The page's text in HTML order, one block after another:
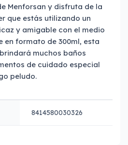
Menforsan y disfruta de la
que estás utilizando un
y amigable con el medio
en formato de 300ml, esta
muchos baños
de cuidado especial
peludo.
8414580030326